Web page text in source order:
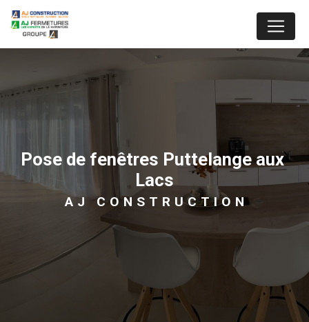
pose de fenêtres Puttelange aux
Lacs
AJ CONSTRUCTION
Panneau de gestion des cookies